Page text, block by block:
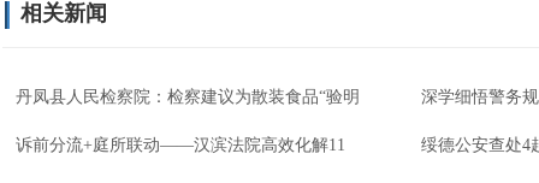
相关新闻
丹凤县人民检察院：检察建议为散装食品“验明 深学细悟警务
诉前分流+庭所联动——汉滨法院高效化解11 绥德公安查处4